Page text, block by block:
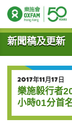
開始主要內容
新聞稿及更新
2017年11月17日
樂施毅行者
小時01分首